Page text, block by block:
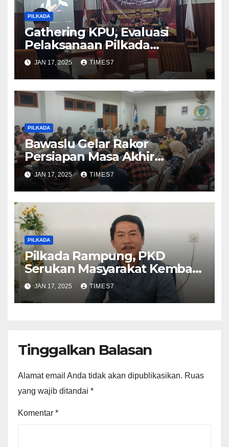
PILKADA
Gathering KPU, Evaluasi
Pelaksanaan Pilkada
Serentak 2024 Bareng Media
JAN 17, 2025 TIMES7
PILKADA
Bawaslu Gelar Rakor
Persiapan Masa Akhir
Jabatan Panwascam
JAN 17, 2025 TIMES7
PILKADA
Pilkada Rampung, PKD
Serukan Masyarakat Kembali
Bersatu Untuk Memajukan
Kebumen
JAN 17, 2025 TIMES7
Tinggalkan Balasan
Alamat email Anda tidak akan dipublikasikan. Ruas
yang wajib ditandai *
Komentar *